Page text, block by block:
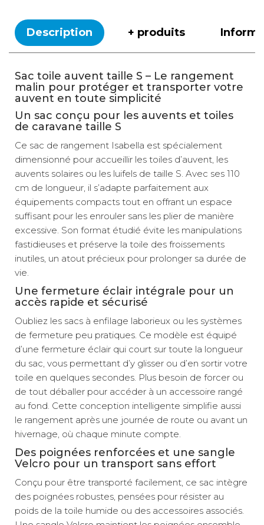
Description + produits
Sac toile auvent taille S – Le rangement
malin pour protéger et transporter votre
auvent en toute simplicité
Un sac conçu pour les auvents et toiles
de caravane taille S
Ce sac de rangement Isabella est spécialement
dimensionné pour accueillir les toiles d’auvent, les
auvents solaires ou les luifels de taille S. Avec ses 110
cm de longueur, il s’adapte parfaitement aux
équipements compacts tout en offrant un espace
suffisant pour les enrouler sans les plier de manière
excessive. Son format étudié évite les manipulations
fastidieuses et préserve la toile des froissements
inutiles, un atout précieux pour prolonger sa durée de
vie.
Une fermeture éclair intégrale pour un
accès rapide et sécurisé
Oubliez les sacs à enfilage laborieux ou les systèmes
de fermeture peu pratiques. Ce modèle est équipé
d’une fermeture éclair qui court sur toute la longueur
du sac, vous permettant d’y glisser ou d’en sortir votre
toile en quelques secondes. Plus besoin de forcer ou
de tout déballer pour accéder à un accessoire rangé
au fond. Cette conception intelligente simplifie aussi
le rangement après une journée de route ou avant un
hivernage, où chaque minute compte.
Des poignées renforcées et une sangle
Velcro pour un transport sans effort
Conçu pour être transporté facilement, ce sac intègre
des poignées robustes, pensées pour résister au
poids de la toile humide ou des accessoires associés.